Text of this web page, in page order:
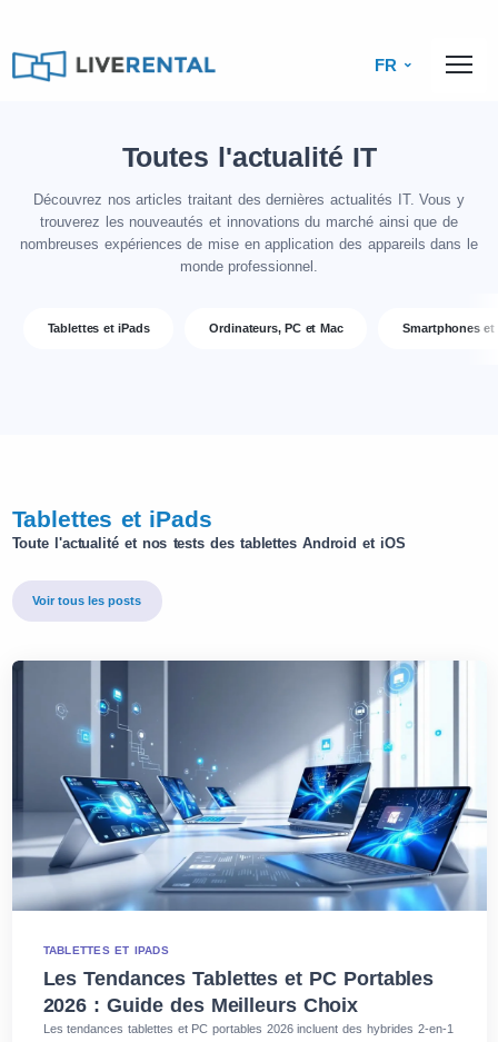
FR
Toutes l'actualité IT
Découvrez nos articles traitant des dernières actualités IT. Vous y
trouverez les nouveautés et innovations du marché ainsi que de
nombreuses expériences de mise en application des appareils dans le
monde professionnel.
Tablettes et iPads Ordinateurs, PC et Mac Smartphones et
Tablettes et iPads
Toute l'actualité et nos tests des tablettes Android et iOS
Voir tous les posts
TABLETTES ET IPADS
Les Tendances Tablettes et PC Portables
2026 : Guide des Meilleurs Choix
Les tendances tablettes et PC portables 2026 incluent des hybrides 2-en-1